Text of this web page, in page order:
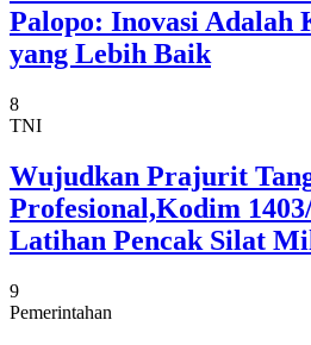
Palopo: Inovasi Adalah
yang Lebih Baik
8
TNI
Wujudkan Prajurit
Profesional,Kodim
Latihan Pencak Silat
9
Pemerintahan